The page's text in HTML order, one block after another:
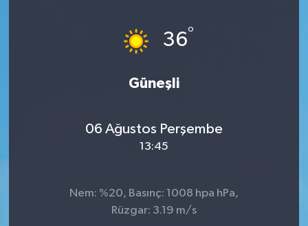
36°
Güneşli
06 Ağustos Perşembe
13:45
Nem: %20, Basınç: 1008 hpa hPa,
Rüzgar: 3.19 m/s
MAGAZİN
POLİTİKA